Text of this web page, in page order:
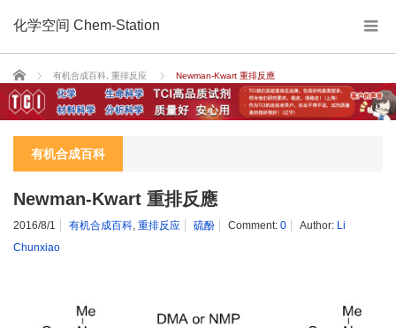
化学空间 Chem-Station
Home 有机合成百科 重排反应 Newman-Kwart 重排反應
有机合成百科
Newman-Kwart 重排反應
2016/8/1 有机合成百科 重排反应 硫酚 Comment: 0 Author: Li
Chunxiao